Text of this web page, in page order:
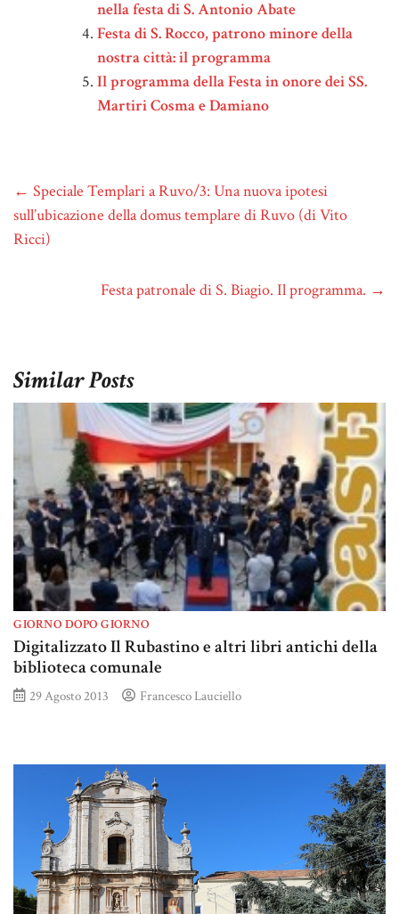
nella festa di S. Antonio Abate
Festa di S. Rocco, patrono minore della
nostra città: il programma
Il programma della Festa in onore dei SS.
Martiri Cosma e Damiano
← Speciale Templari a Ruvo/3: Una nuova ipotesi
sull’ubicazione della domus templare di Ruvo (di Vito
Ricci)
Festa patronale di S. Biagio. Il programma. →
Similar Posts
GIORNO DOPO GIORNO
Digitalizzato Il Rubastino e altri libri antichi della
biblioteca comunale
29 Agosto 2013 Francesco Lauciello